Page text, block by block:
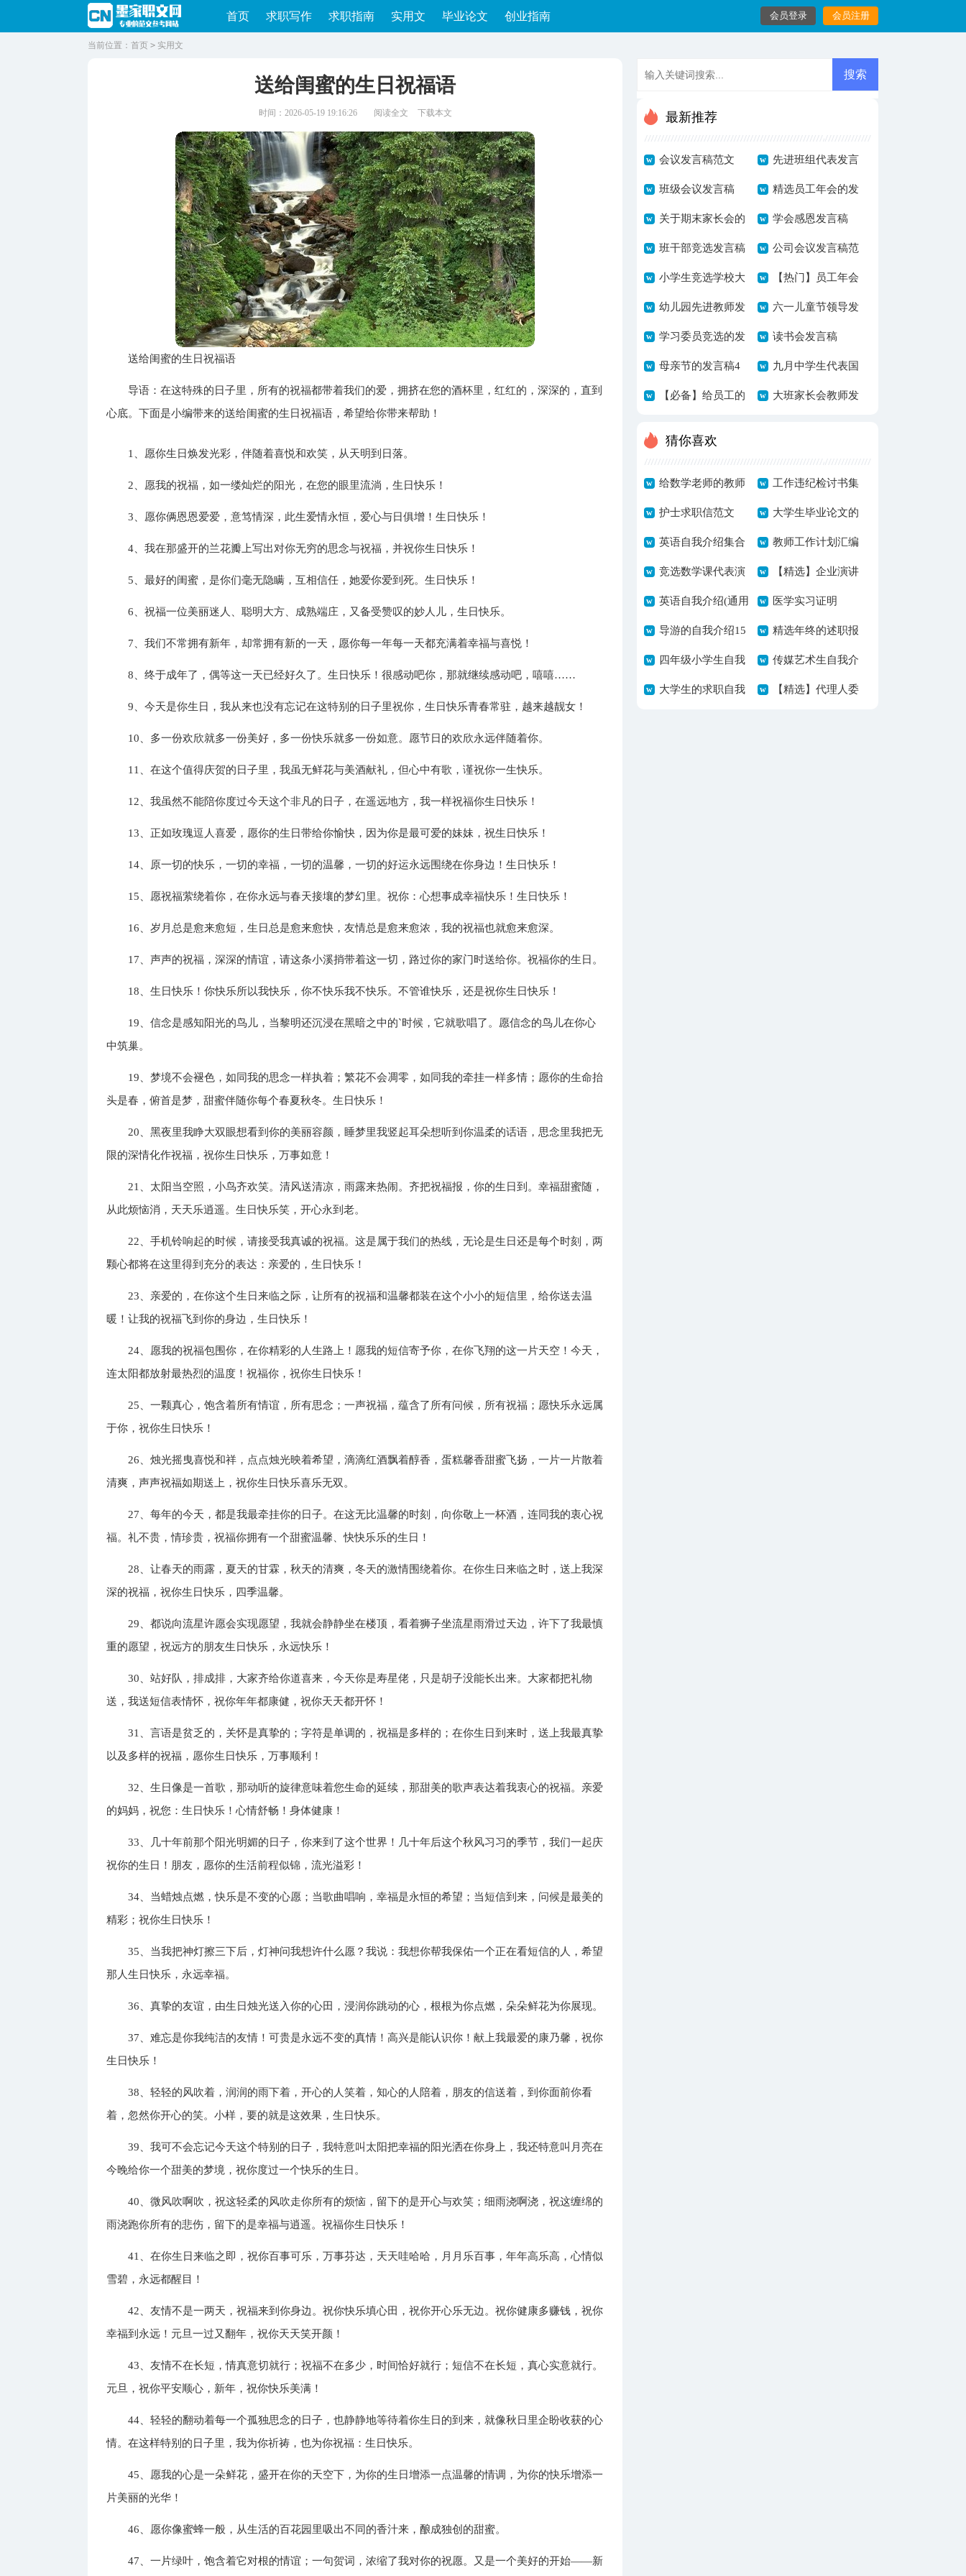
首页 求职写作 求职指南 实用文 毕业论文 创业指南 会员登录 会员注册
当前位置： 首页 > 实用文
送给闺蜜的生日祝福语
时间：2026-05-19 19:16:26 阅读全文 下载本文
送给闺蜜的生日祝福语
导语：在这特殊的日子里，所有的祝福都带着我们的爱，拥挤在您的酒杯里，红红的，深深的，直到
心底。下面是小编带来的送给闺蜜的生日祝福语，希望给你带来帮助！
1、愿你生日焕发光彩，伴随着喜悦和欢笑，从天明到日落。
2、愿我的祝福，如一缕灿烂的阳光，在您的眼里流淌，生日快乐！
3、愿你俩恩恩爱爱，意笃情深，此生爱情永恒，爱心与日俱增！生日快乐！
4、我在那盛开的兰花瓣上写出对你无穷的思念与祝福，并祝你生日快乐！
5、最好的闺蜜，是你们毫无隐瞒，互相信任，她爱你爱到死。生日快乐！
6、祝福一位美丽迷人、聪明大方、成熟端庄，又备受赞叹的妙人儿，生日快乐。
7、我们不常拥有新年，却常拥有新的一天，愿你每一年每一天都充满着幸福与喜悦！
8、终于成年了，偶等这一天已经好久了。生日快乐！很感动吧你，那就继续感动吧，嘻嘻……
9、今天是你生日，我从来也没有忘记在这特别的日子里祝你，生日快乐青春常驻，越来越靓女！
10、多一份欢欣就多一份美好，多一份快乐就多一份如意。愿节日的欢欣永远伴随着你。
11、在这个值得庆贺的日子里，我虽无鲜花与美酒献礼，但心中有歌，谨祝你一生快乐。
12、我虽然不能陪你度过今天这个非凡的日子，在遥远地方，我一样祝福你生日快乐！
13、正如玫瑰逗人喜爱，愿你的生日带给你愉快，因为你是最可爱的妹妹，祝生日快乐！
14、原一切的快乐，一切的幸福，一切的温馨，一切的好运永远围绕在你身边！生日快乐！
15、愿祝福萦绕着你，在你永远与春天接壤的梦幻里。祝你：心想事成幸福快乐！生日快乐！
16、岁月总是愈来愈短，生日总是愈来愈快，友情总是愈来愈浓，我的祝福也就愈来愈深。
17、声声的祝福，深深的情谊，请这条小溪捎带着这一切，路过你的家门时送给你。祝福你的生日。
18、生日快乐！你快乐所以我快乐，你不快乐我不快乐。不管谁快乐，还是祝你生日快乐！
19、信念是感知阳光的鸟儿，当黎明还沉浸在黑暗之中的`时候，它就歌唱了。愿信念的鸟儿在你心
中筑巢。
19、梦境不会褪色，如同我的思念一样执着；繁花不会凋零，如同我的牵挂一样多情；愿你的生命抬
头是春，俯首是梦，甜蜜伴随你每个春夏秋冬。生日快乐！
20、黑夜里我睁大双眼想看到你的美丽容颜，睡梦里我竖起耳朵想听到你温柔的话语，思念里我把无
限的深情化作祝福，祝你生日快乐，万事如意！
21、太阳当空照，小鸟齐欢笑。清风送清凉，雨露来热闹。齐把祝福报，你的生日到。幸福甜蜜随，
从此烦恼消，天天乐逍遥。生日快乐笑，开心永到老。
22、手机铃响起的时候，请接受我真诚的祝福。这是属于我们的热线，无论是生日还是每个时刻，两
颗心都将在这里得到充分的表达：亲爱的，生日快乐！
23、亲爱的，在你这个生日来临之际，让所有的祝福和温馨都装在这个小小的短信里，给你送去温
暖！让我的祝福飞到你的身边，生日快乐！
24、愿我的祝福包围你，在你精彩的人生路上！愿我的短信寄予你，在你飞翔的这一片天空！今天，
连太阳都放射最热烈的温度！祝福你，祝你生日快乐！
25、一颗真心，饱含着所有情谊，所有思念；一声祝福，蕴含了所有问候，所有祝福；愿快乐永远属
于你，祝你生日快乐！
26、烛光摇曳喜悦和祥，点点烛光映着希望，滴滴红酒飘着醇香，蛋糕馨香甜蜜飞扬，一片一片散着
清爽，声声祝福如期送上，祝你生日快乐喜乐无双。
27、每年的今天，都是我最牵挂你的日子。在这无比温馨的时刻，向你敬上一杯酒，连同我的衷心祝
福。礼不贵，情珍贵，祝福你拥有一个甜蜜温馨、快快乐乐的生日！
28、让春天的雨露，夏天的甘霖，秋天的清爽，冬天的激情围绕着你。在你生日来临之时，送上我深
深的祝福，祝你生日快乐，四季温馨。
29、都说向流星许愿会实现愿望，我就会静静坐在楼顶，看着狮子坐流星雨滑过天边，许下了我最慎
重的愿望，祝远方的朋友生日快乐，永远快乐！
30、站好队，排成排，大家齐给你道喜来，今天你是寿星佬，只是胡子没能长出来。大家都把礼物
送，我送短信表情怀，祝你年年都康健，祝你天天都开怀！
31、言语是贫乏的，关怀是真挚的；字符是单调的，祝福是多样的；在你生日到来时，送上我最真挚
以及多样的祝福，愿你生日快乐，万事顺利！
32、生日像是一首歌，那动听的旋律意味着您生命的延续，那甜美的歌声表达着我衷心的祝福。亲爱
的妈妈，祝您：生日快乐！心情舒畅！身体健康！
33、几十年前那个阳光明媚的日子，你来到了这个世界！几十年后这个秋风习习的季节，我们一起庆
祝你的生日！朋友，愿你的生活前程似锦，流光溢彩！
34、当蜡烛点燃，快乐是不变的心愿；当歌曲唱响，幸福是永恒的希望；当短信到来，问候是最美的
精彩；祝你生日快乐！
35、当我把神灯擦三下后，灯神问我想许什么愿？我说：我想你帮我保佑一个正在看短信的人，希望
那人生日快乐，永远幸福。
36、真挚的友谊，由生日烛光送入你的心田，浸润你跳动的心，根根为你点燃，朵朵鲜花为你展现。
37、难忘是你我纯洁的友情！可贵是永远不变的真情！高兴是能认识你！献上我最爱的康乃馨，祝你
生日快乐！
38、轻轻的风吹着，润润的雨下着，开心的人笑着，知心的人陪着，朋友的信送着，到你面前你看
着，忽然你开心的笑。小样，要的就是这效果，生日快乐。
39、我可不会忘记今天这个特别的日子，我特意叫太阳把幸福的阳光洒在你身上，我还特意叫月亮在
今晚给你一个甜美的梦境，祝你度过一个快乐的生日。
40、微风吹啊吹，祝这轻柔的风吹走你所有的烦恼，留下的是开心与欢笑；细雨浇啊浇，祝这缠绵的
雨浇跑你所有的悲伤，留下的是幸福与逍遥。祝福你生日快乐！
41、在你生日来临之即，祝你百事可乐，万事芬达，天天哇哈哈，月月乐百事，年年高乐高，心情似
雪碧，永远都醒目！
42、友情不是一两天，祝福来到你身边。祝你快乐填心田，祝你开心乐无边。祝你健康多赚钱，祝你
幸福到永远！元旦一过又翻年，祝你天天笑开颜！
43、友情不在长短，情真意切就行；祝福不在多少，时间恰好就行；短信不在长短，真心实意就行。
元旦，祝你平安顺心，新年，祝你快乐美满！
44、轻轻的翻动着每一个孤独思念的日子，也静静地等待着你生日的到来，就像秋日里企盼收获的心
情。在这样特别的日子里，我为你祈祷，也为你祝福：生日快乐。
45、愿我的心是一朵鲜花，盛开在你的天空下，为你的生日增添一点温馨的情调，为你的快乐增添一
片美丽的光华！
46、愿你像蜜蜂一般，从生活的百花园里吸出不同的香汁来，酿成独创的甜蜜。
47、一片绿叶，饱含着它对根的情谊；一句贺词，浓缩了我对你的祝愿。又是一个美好的开始――新
最新推荐
会议发言稿范文 先进班组代表发言
稿
班级会议发言稿 精选员工年会的发
言稿范文汇编九篇
关于期末家长会的
发言稿
学会感恩发言稿
班干部竞选发言稿
15篇
公司会议发言稿范
文
小学生竞选学校大
队委发言稿
【热门】员工年会
发言稿3篇
幼儿园先进教师发
言稿6篇
六一儿童节领导发
言稿7篇
学习委员竞选的发
言稿范文
读书会发言稿
母亲节的发言稿4
篇
九月中学生代表国
旗下发言稿
【必备】给员工的 大班家长会教师发
猜你喜欢
给数学老师的教师
节祝福语15篇
工作违纪检讨书集
锦15篇
护士求职信范文 大学生毕业论文的
致谢词
英语自我介绍集合
10篇
教师工作计划汇编
15篇
竞选数学课代表演
讲稿
【精选】企业演讲
稿模板七篇
英语自我介绍(通用
7篇)
医学实习证明
导游的自我介绍15
篇
精选年终的述职报
告集锦7篇
四年级小学生自我
介绍14篇
传媒艺术生自我介
绍
大学生的求职自我 【精选】代理人委